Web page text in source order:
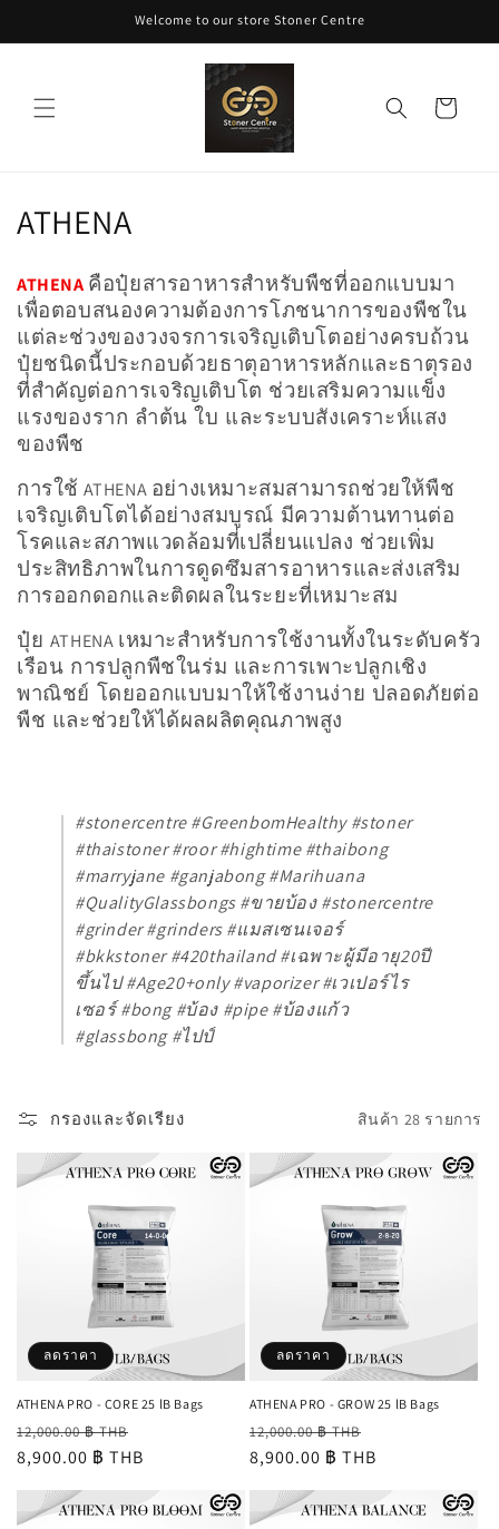
เนื้อหา
Welcome to our store Stoner Centre
สินค้า
ค
ล
เ
ล
ก
ชั
น
:
ATHENA
ATHENA คือปุ๋ยสารอาหารสำหรับพืชที่ออกแบบมา
เพื่อตอบสนองความต้องการโภชนาการของพืชใน
แต่ละช่วงของวงจรการเจริญเติบโตอย่างครบถ้วน
ปุ๋ยชนิดนี้ประกอบด้วยธาตุอาหารหลักและธาตุรอง
ที่สำคัญต่อการเจริญเติบโต ช่วยเสริมความแข็ง
แรงของราก ลำต้น ใบ และระบบสังเคราะห์แสง
ของพืช
การใช้ ATHENA อย่างเหมาะสมสามารถช่วยให้พืช
เจริญเติบโตได้อย่างสมบูรณ์ มีความต้านทานต่อ
โรคและสภาพแวดล้อมที่เปลี่ยนแปลง ช่วยเพิ่ม
ประสิทธิภาพในการดูดซึมสารอาหารและส่งเสริม
การออกดอกและติดผลในระยะที่เหมาะสม
ปุ๋ย ATHENA เหมาะสำหรับการใช้งานทั้งในระดับครัว
เรือน การปลูกพืชในร่ม และการเพาะปลูกเชิง
พาณิชย์ โดยออกแบบมาให้ใช้งานง่าย ปลอดภัยต่อ
พืช และช่วยให้ได้ผลผลิตคุณภาพสูง
#stonercentre #GreenbomHealthy #stoner
#thaistoner #roor #hightime #thaibong
#marryjane #ganjabong #Marihuana
#QualityGlassbongs #ขายบ้อง #stonercentre
#grinder #grinders #แมสเซนเจอร์
#bkkstoner #420thailand #เฉพาะผู้มีอายุ20ปี
ขึ้นไป #Age20+only #vaporizer #เวเปอร์ไร
เซอร์ #bong #บ้อง #pipe #บ้องแก้ว
#glassbong #ไปป์
กรองและจัดเรียง สินค้า 28 รายการ
ลดราคา
ATHENA PRO - CORE 25 lB Bags
ราคา
ปกติ
12,000.00 ฿ THB
โปรโมชัน
8,900.00 ฿ THB
ลดราคา
ATHENA PRO - GROW 25 lB Bags
ราคา
ปกติ
12,000.00 ฿ THB
โปรโมชัน
8,900.00 ฿ THB